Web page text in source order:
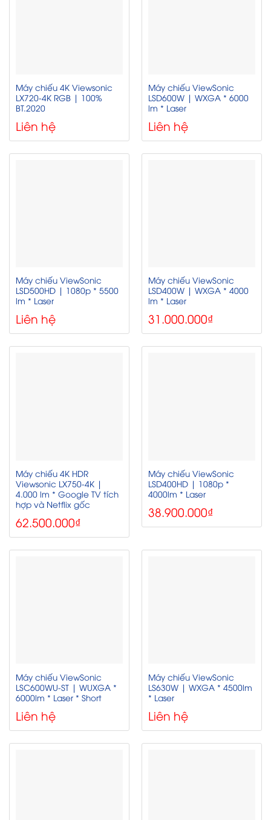
Máy chiếu 4K Viewsonic
LX720-4K RGB | 100%
BT.2020
Liên hệ
Máy chiếu ViewSonic
LSD600W | WXGA * 6000
lm * Laser
Liên hệ
Máy chiếu ViewSonic
LSD500HD | 1080p * 5500
lm * Laser
Liên hệ
Máy chiếu ViewSonic
LSD400W | WXGA * 4000
lm * Laser
31.000.000₫
Máy chiếu 4K HDR
Viewsonic LX750-4K |
4.000 lm * Google TV tích
hợp và Netflix gốc
62.500.000₫
Máy chiếu ViewSonic
LSD400HD | 1080p *
4000lm * Laser
38.900.000₫
Máy chiếu ViewSonic
LSC600WU-ST | WUXGA *
6000lm * Laser * Short
Liên hệ
Máy chiếu ViewSonic
LS630W | WXGA * 4500lm
* Laser
Liên hệ